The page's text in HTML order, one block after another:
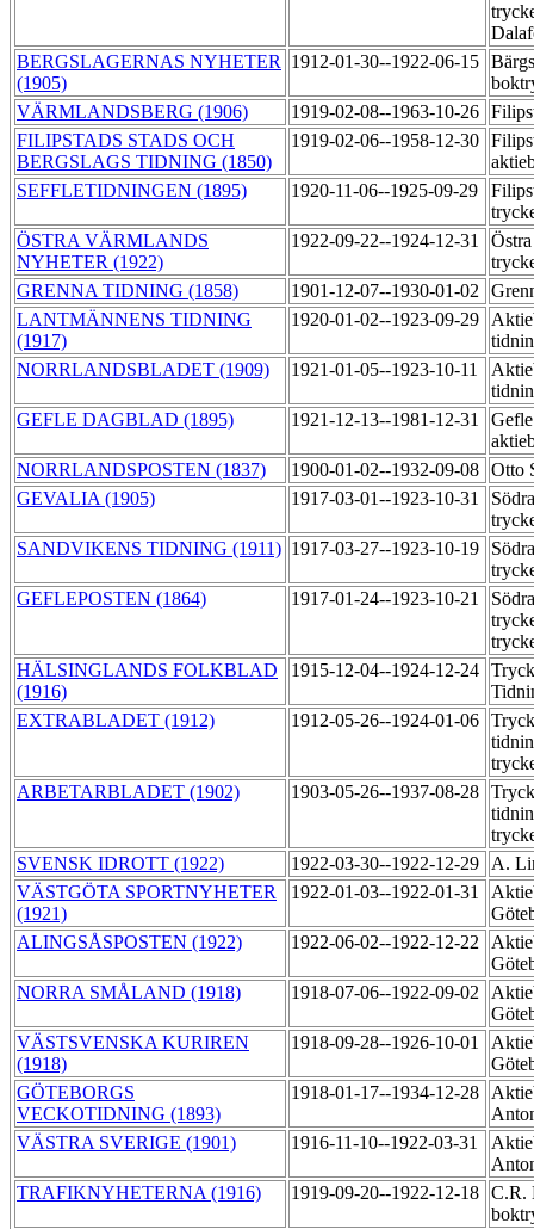
BERGSLAGERNAS NYHETER
(1905)
1912-01-30--1922-06-15
VÄRMLANDSBERG (1906)
1919-02-08--1963-10-26
FILIPSTADS STADS OCH
BERGSLAGS TIDNING (1850)
1919-02-06--1958-12-30
SEFFLETIDNINGEN (1895)
1920-11-06--1925-09-29
ÖSTRA VÄRMLANDS
NYHETER (1922)
1922-09-22--1924-12-31
GRENNA TIDNING (1858)
1901-12-07--1930-01-02
LANTMÄNNENS TIDNING
(1917)
1920-01-02--1923-09-29
NORRLANDSBLADET (1909)
1921-01-05--1923-10-11
GEFLE DAGBLAD (1895)
1921-12-13--1981-12-31
NORRLANDSPOSTEN (1837)
1900-01-02--1932-09-08 Otto
GEVALIA (1905)
1917-03-01--1923-10-31
SANDVIKENS TIDNING (1911) 1917-03-27--1923-10-19
GEFLEPOSTEN (1864)
1917-01-24--1923-10-21
HÄLSINGLANDS FOLKBLAD
(1916)
1915-12-04--1924-12-24
EXTRABLADET (1912)
1912-05-26--1924-01-06
ARBETARBLADET (1902)
1903-05-26--1937-08-28
SVENSK IDROTT (1922)
1922-03-30--1922-12-29
A.
VÄSTGÖTA SPORTNYHETER
(1921)
1922-01-03--1922-01-31
ALINGSÅSPOSTEN (1922)
1922-06-02--1922-12-22
NORRA SMÅLAND (1918)
1918-07-06--1922-09-02
VÄSTSVENSKA KURIREN
(1918)
1918-09-28--1926-10-01
GÖTEBORGS
VECKOTIDNING (1893)
1918-01-17--1934-12-28
VÄSTRA SVERIGE (1901)
1916-11-10--1922-03-31
TRAFIKNYHETERNA (1916)
1919-09-20--1922-12-18 C.R.